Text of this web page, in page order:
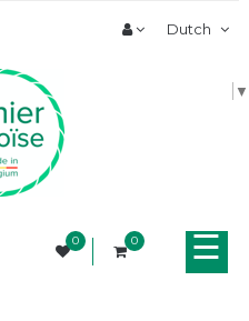
Dutch
▼
0 0 ☰